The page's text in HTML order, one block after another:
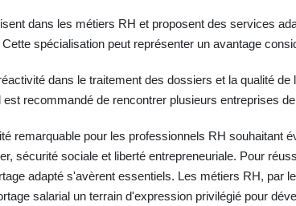
dans les métiers RH et proposent des services
spécialisation peut représenter un avantage
dans le traitement des dossiers et la qualité
recommandé de rencontrer plusieurs entreprises
remarquable pour les professionnels RH souhaitant
sécurité sociale et liberté entrepreneuriale. Pour
adapté s'avèrent essentiels. Les métiers RH, par
salarial un terrain d'expression privilégié pour